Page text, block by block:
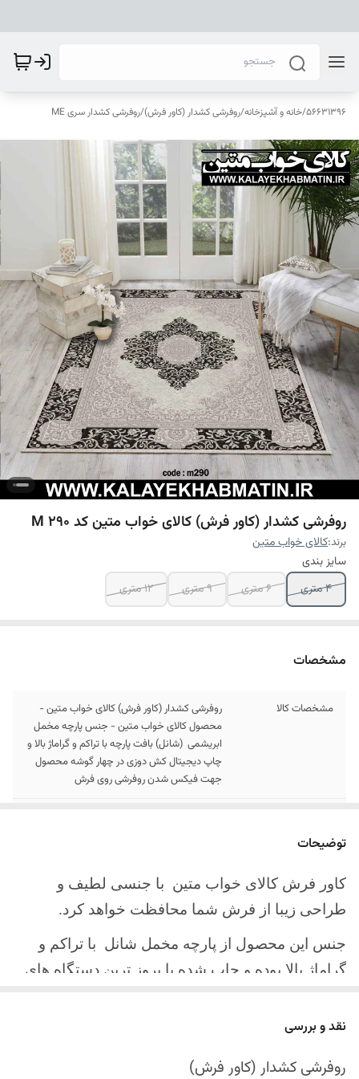
56631396
/خانه و آشپزخانه/روفرشی کشدار (کاور فرش)/روفرشی کشدار سری ME
روفرشی کشدار (کاور فرش) کالای خواب متین کد M 290
برند:کالای خواب متین
سایز بندی
4 متری
6 متری 9 متری 12 متری
مشخصات
مشخصات کالا
روفرشی کشدار (کاور فرش) کالای خواب متین -
محصول کالای خواب متین - جنس پارچه مخمل
ابریشمی (شانل) بافت پارچه با تراکم و گراماژ بالا و
چاپ دیجیتال کش دوزی در چهار گوشه محصول
جهت فیکس شدن روفرشی روی فرش
ارسال کالا
آینده
توضیحات
کاور فرش کالای خواب متین با جنسی لطیف و
طراحی زیبا از فرش شما محافظت خواهد کرد.
جنس این محصول از پارچه مخمل شانل با تراکم و
گراماژ بالا بوده و چاپ شده با بروز ترین دستگاه های
چهار گوشه این محصول با کش باکیفیت دوخته‌شده
نقد و بررسی
روفرشی کشدار (کاور فرش)